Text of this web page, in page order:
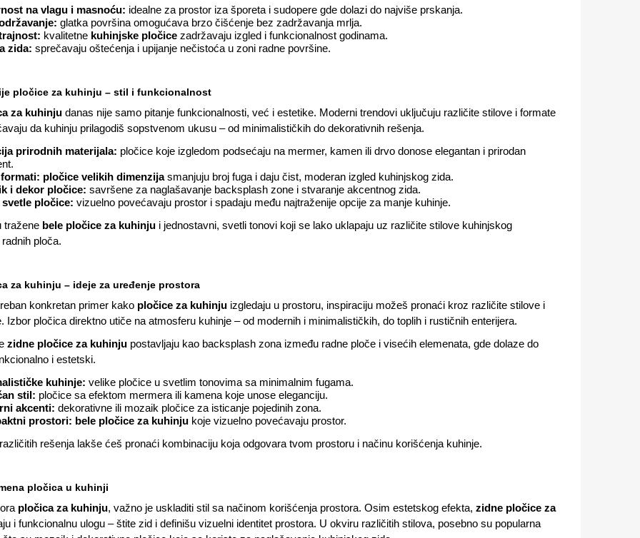
na vlagu i masnoću: idealne za prostor iza šporeta i sudopere gde dolazi do najviše prskanja.
glatka površina omogućava brzo čišćenje bez zadržavanja mrlja.
kvalitetne kuhinjske pločicezadržavaju izgled i funkcionalnost godinama.
zida: sprečavaju oštećenja i upijanje nečistoća u zoni radne površine.
pločice za kuhinju – stil i funkcionalnost
za kuhinjudanas nije samo pitanje funkcionalnosti, već i estetike. Moderni trendovi uključuju različite stilove i formate
da kuhinju prilagodiš sopstvenom ukusu – od minimalističkih do dekorativnih rešenja.
prirodnih materijala: pločice koje izgledom podsećaju na mermer, kamen ili drvo donose elegantan i prirodan
pločice velikih dimenzijasmanjuju broj fuga i daju čist, moderan izgled kuhinjskog zida.
i dekor pločice: savršene za naglašavanje backsplash zone i stvaranje akcentnog zida.
pločice: vizuelno povećavaju prostor i spadaju među najtraženije opcije za manje kuhinje.
tražene bele pločice za kuhinjui jednostavni, svetli tonovi koji se lako uklapaju uz različite stilove kuhinjskog
ploča.
za kuhinju – ideje za uređenje prostora
konkretan primer kako pločice za kuhinjuizgledaju u prostoru, inspiraciju možeš pronaći kroz različite stilove i
Izbor pločica direktno utiče na atmosferu kuhinje – od modernih i minimalističkih, do toplih i rustičnih enterijera.
zidne pločice za kuhinjupostavljaju kao backsplash zona između radne ploče i visećih elemenata, gde dolaze do
i estetski.
kuhinje: velike pločice u svetlim tonovima sa minimalnim fugama.
stil: pločice sa efektom mermera ili kamena koje unose eleganciju.
akcenti: dekorativne ili mozaik pločice za isticanje pojedinih zona.
prostori: bele pločice za kuhinjukoje vizuelno povećavaju prostor.
rešenja lakše ćeš pronaći kombinaciju koja odgovara tvom prostoru i načinu korišćenja kuhinje.
pločica u kuhinji
pločica za kuhinju, važno je uskladiti stil sa načinom korišćenja prostora. Osim estetskog efekta, zidne pločice za
i funkcionalnu ulogu – štite zid i definišu vizuelni identitet prostora. U okviru različitih stilova, posebno su popularna